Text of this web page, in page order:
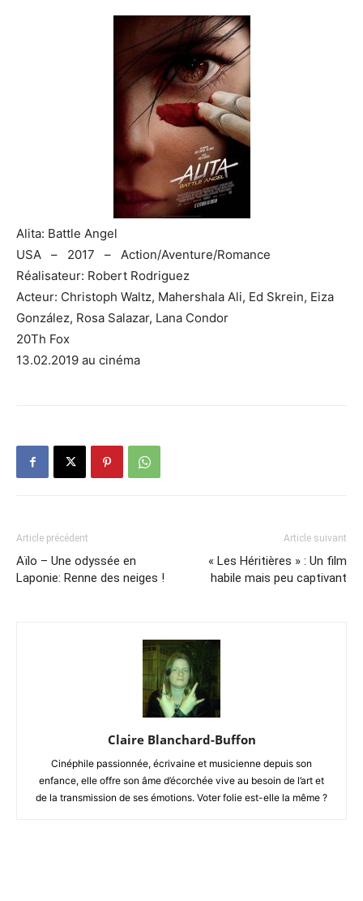
Alita: Battle Angel
USA – 2017 – Action/Aventure/Romance
Réalisateur: Robert Rodriguez
Acteur: Christoph Waltz, Mahershala Ali, Ed Skrein, Eiza
González, Rosa Salazar, Lana Condor
20Th Fox
13.02.2019 au cinéma
Article précédent
Aïlo – Une odyssée en
Laponie: Renne des neiges !
Article suivant
« Les Héritières » : Un film
habile mais peu captivant
Claire Blanchard-Buffon
Cinéphile passionnée, écrivaine et musicienne depuis son
enfance, elle offre son âme d’écorchée vive au besoin de l’art et
de la transmission de ses émotions. Voter folie est-elle la même ?